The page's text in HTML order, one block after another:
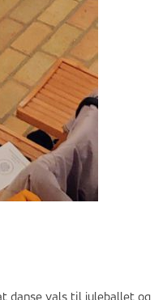
danse vals til juleballet og